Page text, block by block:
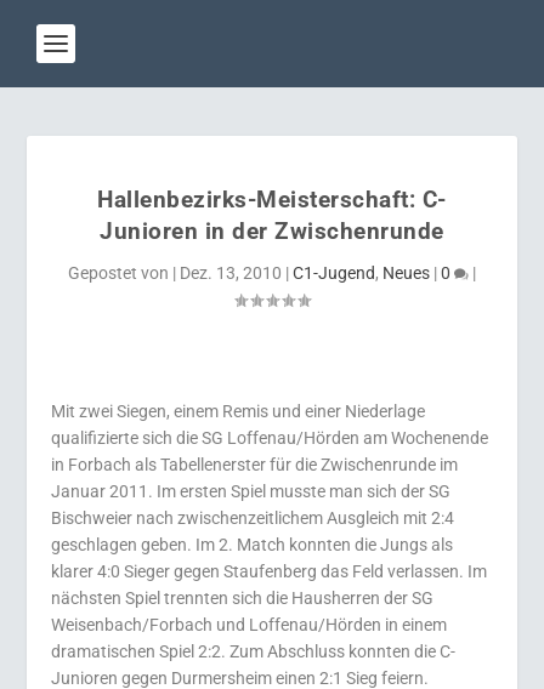
Hallenbezirks-Meisterschaft: C-
Junioren in der Zwischenrunde
Gepostet von | Dez. 13, 2010 |C1-Jugend, Neues |0 |
Mit zwei Siegen, einem Remis und einer Niederlage
qualifizierte sich die SG Loffenau/Hörden am Wochenende
in Forbach als Tabellenerster für die Zwischenrunde im
Januar 2011. Im ersten Spiel musste man sich der SG
Bischweier nach zwischenzeitlichem Ausgleich mit 2:4
geschlagen geben. Im 2. Match konnten die Jungs als
klarer 4:0 Sieger gegen Staufenberg das Feld verlassen. Im
nächsten Spiel trennten sich die Hausherren der SG
Weisenbach/Forbach und Loffenau/Hörden in einem
dramatischen Spiel 2:2. Zum Abschluss konnten die C-
Junioren gegen Durmersheim einen 2:1 Sieg feiern.